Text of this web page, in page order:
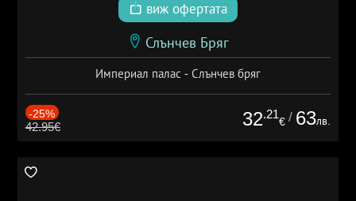
виж офертата
Слънчев Бряг
Империал палас - Слънчев бряг
-25%
42.95€ 32.21
€ / 63лв.